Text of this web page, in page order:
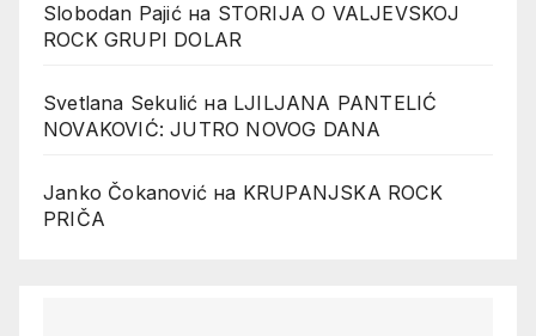
Slobodan Pajićна STORIJA O VALJEVSKOJ
ROCK GRUPI DOLAR
Svetlana Sekulić на LJILJANA PANTELIĆ
NOVAKOVIĆ: JUTRO NOVOG DANA
Janko Čokanović на KRUPANJSKA ROCK
PRIČA